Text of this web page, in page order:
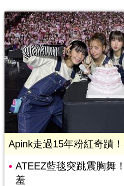
Apink走過15年粉紅奇蹟
ATEEZ藍毯突跳震胸舞
羞